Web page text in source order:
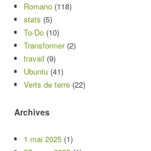
Romano (118)
stats (5)
To-Do (10)
Transformer(2)
travail (9)
Ubuntu (41)
Verts de terre (22)
Archives
1 mai 2025 (1)